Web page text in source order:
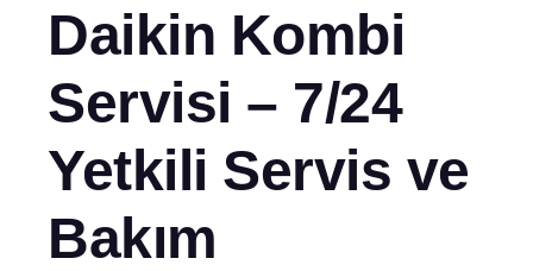
Daikin Kombi
Servisi – 7/24
Yetkili Servis ve
Bakım